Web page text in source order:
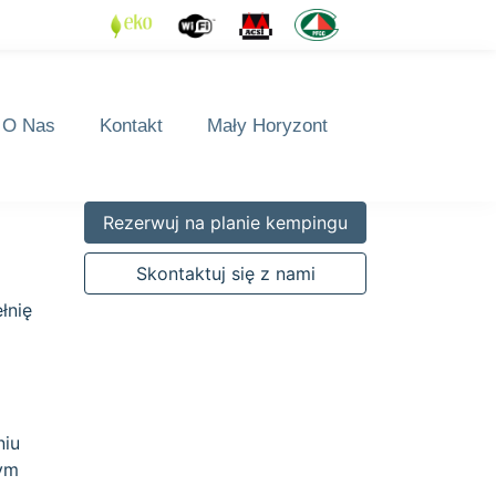
O Nas Kontakt Mały Horyzont
Rezerwuj na planie kempingu
Skontaktuj się z nami